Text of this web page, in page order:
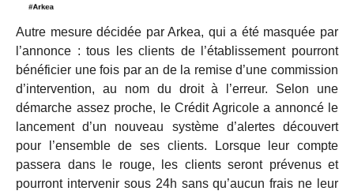
Autre mesure décidée par Arkea, qui a été masquée par
l’annonce : tous les clients de l’établissement pourront
bénéficier une fois par an de la remise d’une commission
d’intervention, au nom du droit à l’erreur. Selon une
démarche assez proche, le Crédit Agricole a annoncé le
lancement d’un nouveau système d’alertes découvert
pour l’ensemble de ses clients. Lorsque leur compte
passera dans le rouge, les clients seront prévenus et
pourront intervenir sous 24h sans qu’aucun frais ne leur